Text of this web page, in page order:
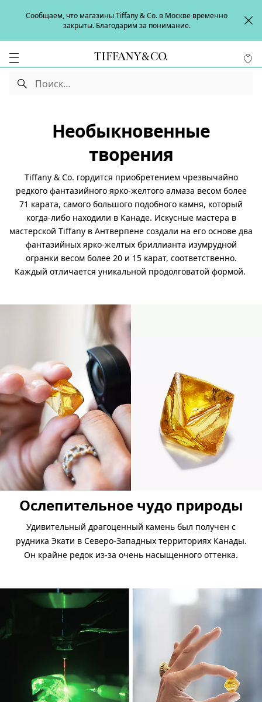
Сообщаем, что магазины Tiffany & Co. в Москве временно
закрыты. Благодарим за понимание.
Необыкновенные
творения
Tiffany & Co. гордится приобретением чрезвычайно
редкого фантазийного ярко-желтого алмаза весом более
71 карата, самого большого подобного камня, который
когда-либо находили в Канаде. Искусные мастера в
мастерской Tiffany в Антверпене создали на его основе два
фантазийных ярко-желтых бриллианта изумрудной
огранки весом более 20 и 15 карат, соответственно.
Каждый отличается уникальной продолговатой формой.
Ослепительное чудо природы
Удивительный драгоценный камень был получен с
рудника Экати в Северо-Западных территориях Канады.
Он крайне редок из-за очень насыщенного оттенка.